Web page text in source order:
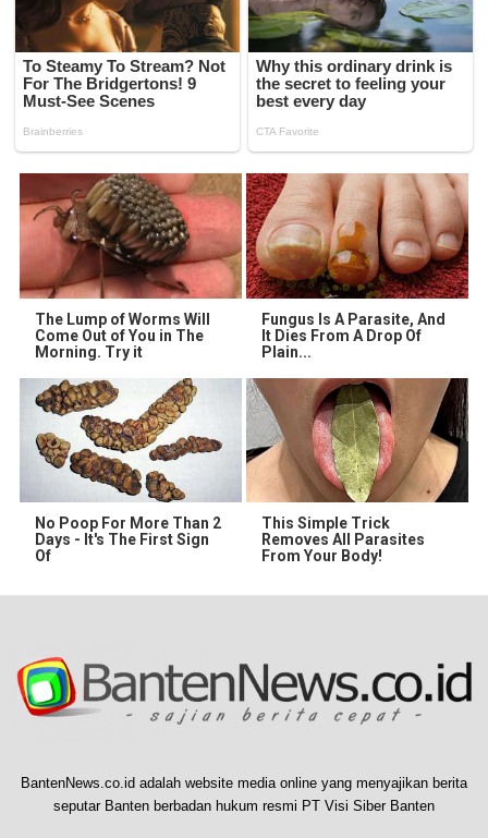
The Lump of Worms Will
Come Out of You in The
Morning. Try it
Fungus Is A Parasite, And
It Dies From A Drop Of
Plain...
No Poop For More Than 2
Days - It's The First Sign
Of
This Simple Trick
Removes All Parasites
From Your Body!
BantenNews.co.id adalah website media online yang menyajikan berita
seputar Banten berbadan hukum resmi PT Visi Siber Banten